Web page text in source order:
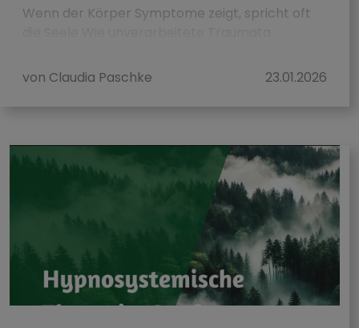
Wenn der Körper Symptome zeigt, spricht oft
von Claudia Paschke
23.01.2026